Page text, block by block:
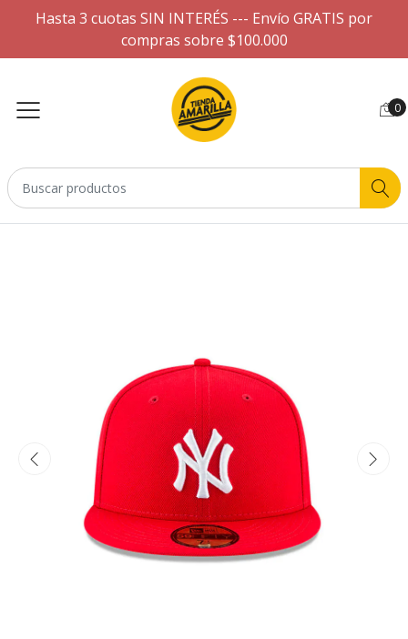
Hasta 3 cuotas SIN INTERÉS --- Envío GRATIS por
compras sobre $100.000
0